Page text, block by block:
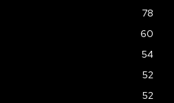
78
60
54
52
52